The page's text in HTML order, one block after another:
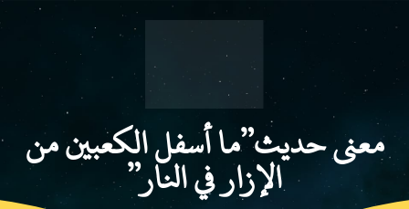
معنى حديث”ما أسفل الكعبين من
الإزار في النار”